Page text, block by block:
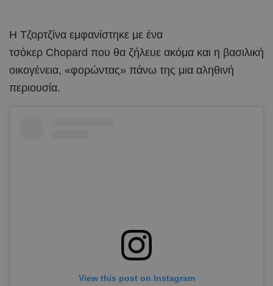
Η Τζορτζίνα εμφανίστηκε με ένα
τσόκερ Chopard που θα ζήλευε ακόμα και η βασιλική
οικογένεια, «φορώντας» πάνω της μια αληθινή
περιουσία.
View this post on Instagram